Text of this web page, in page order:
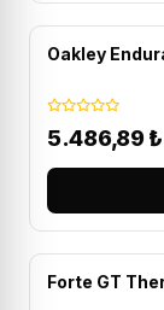
Oakley
5.486,89₺
Forte GT